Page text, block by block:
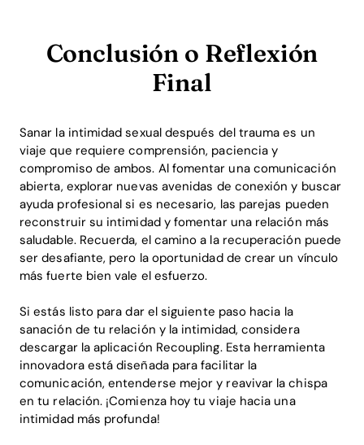
Conclusión o Reflexión
Final
Sanar la intimidad sexual después del trauma es un
viaje que requiere comprensión, paciencia y
compromiso de ambos. Al fomentar una comunicación
abierta, explorar nuevas avenidas de conexión y buscar
ayuda profesional si es necesario, las parejas pueden
reconstruir su intimidad y fomentar una relación más
saludable. Recuerda, el camino a la recuperación puede
ser desafiante, pero la oportunidad de crear un vínculo
más fuerte bien vale el esfuerzo.
Si estás listo para dar el siguiente paso hacia la
sanación de tu relación y la intimidad, considera
descargar la aplicación Recoupling. Esta herramienta
innovadora está diseñada para facilitar la
comunicación, entenderse mejor y reavivar la chispa
en tu relación. ¡Comienza hoy tu viaje hacia una
intimidad más profunda!